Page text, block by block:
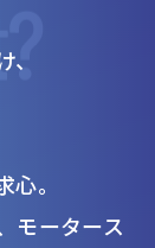
。
モータース